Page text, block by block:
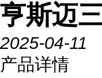
亨斯迈
2025-04-11
产品详情